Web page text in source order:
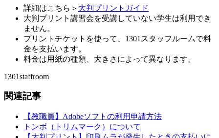
詳細はこちら＞ 大判プリントガイド
大判プリント講習会を受講していない学生は利用でき
ません。
プリントチケットを使って、1301スタッフルームで料
金を支払います。
料金は用紙の種類、大きさによって異なります。
1301staffroom
関連記事
【教職員】Adobeソフトの利用申請方法
トンボ（トリムマーク）について